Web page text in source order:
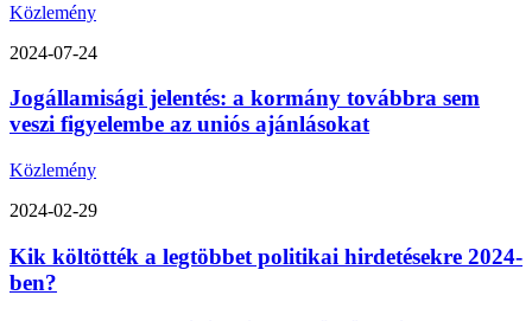
Közlemény
2024-07-24
Jogállamisági jelentés: a kormány továbbra sem
veszi figyelembe az uniós ajánlásokat
Közlemény
2024-02-29
Kik költötték a legtöbbet politikai hirdetésekre 2024-
ben?